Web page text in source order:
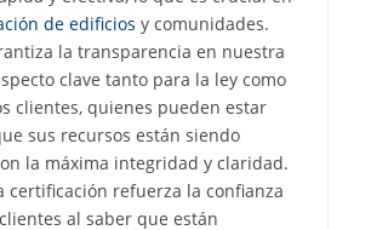
de edificios y comunidades.
la transparencia en nuestra
clave tanto para la ley como
clientes, quienes pueden estar
sus recursos están siendo
la máxima integridad y claridad.
certificación refuerza la confianza
al saber que están